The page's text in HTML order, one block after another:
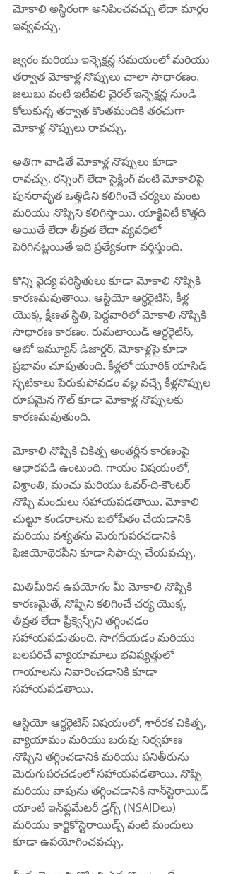
మోకాలి అస్థిరంగా అనిపించవచ్చు లేదా మార్గం
ఇవ్వవచ్చు.
జ్వరం మరియు ఇన్ఫెక్షన్ల సమయంలో మరియు
తర్వాత మోకాళ్ల నొప్పులు చాలా సాధారణం.
జలుబు వంటి ఇటీవలి వైరల్ ఇన్ఫెక్షన్ల నుండి
కోలుకున్న తర్వాత కొంతమందికి తరచుగా
మోకాళ్ల నొప్పులు రావచ్చు.
అతిగా వాడితే మోకాళ్ల నొప్పులు కూడా
రావచ్చు. రన్నింగ్ లేదా సైక్లింగ్ వంటి మోకాలిపై
పునరావృత ఒత్తిడిని కలిగించే చర్యలు మంట
మరియు నొప్పిని కలిగిస్తాయి. యాక్టివిటీ కొత్తది
అయితే లేదా తీవ్రత లేదా వ్యవధిలో
పెరిగినట్లయితే ఇది ప్రత్యేకంగా వర్తిస్తుంది.
కొన్ని వైద్య పరిస్థితులు కూడా మోకాలి నొప్పికి
కారణమవుతాయి. ఆస్టియో ఆర్థరైటిస్, కీళ్ల
యొక్క క్షీణత స్థితి, పెద్దవారిలో మోకాలి నొప్పికి
సాధారణ కారణం. రుమటాయిడ్ ఆర్థరైటిస్,
ఆటో ఇమ్యూన్ డిజార్డర్, మోకాళ్లపై కూడా
ప్రభావం చూపుతుంది. కీళ్లలో యూరిక్ యాసిడ్
స్ఫటికాలు పేరుకుపోవడం వల్ల వచ్చే కీళ్లనొప్పుల
రూపమైన గౌట్ కూడా మోకాళ్ల నొప్పులకు
కారణమవుతుంది.
మోకాలి నొప్పికి చికిత్స అంతర్లీన కారణంపై
ఆధారపడి ఉంటుంది. గాయం విషయంలో,
విశ్రాంతి, మంచు మరియు ఓవర్-ది-కౌంటర్
నొప్పి మందులు సహాయపడతాయి. మోకాలి
చుట్టూ కండరాలను బలోపేతం చేయడానికి
మరియు వశ్యతను మెరుగుపరచడానికి
ఫిజియోథెరపీని కూడా సిఫార్సు చేయవచ్చు.
మితిమీరిన ఉపయోగం మీ మోకాలి నొప్పికి
కారణమైతే, నొప్పిని కలిగించే చర్య యొక్క
తీవ్రత లేదా ఫ్రీక్వెన్సీని తగ్గించడం
సహాయపడుతుంది. సాగదీయడం మరియు
బలపరిచే వ్యాయామాలు భవిష్యత్తులో
గాయాలను నివారించడానికి కూడా
సహాయపడతాయి.
ఆస్టియో ఆర్థరైటిస్ విషయంలో, శారీరక చికిత్స,
వ్యాయామం మరియు బరువు నిర్వహణ
నొప్పిని తగ్గించడానికి మరియు పనితీరును
మెరుగుపరచడంలో సహాయపడతాయి. నొప్పి
మరియు వాపును తగ్గించడానికి నాన్‌స్టెరాయిడ్
యాంటీ ఇన్‌ఫ్లమేటరీ డ్రగ్స్ (NSAIDలు)
మరియు కార్టికోస్టెరాయిడ్స్ వంటి మందులు
కూడా ఉపయోగించవచ్చు.